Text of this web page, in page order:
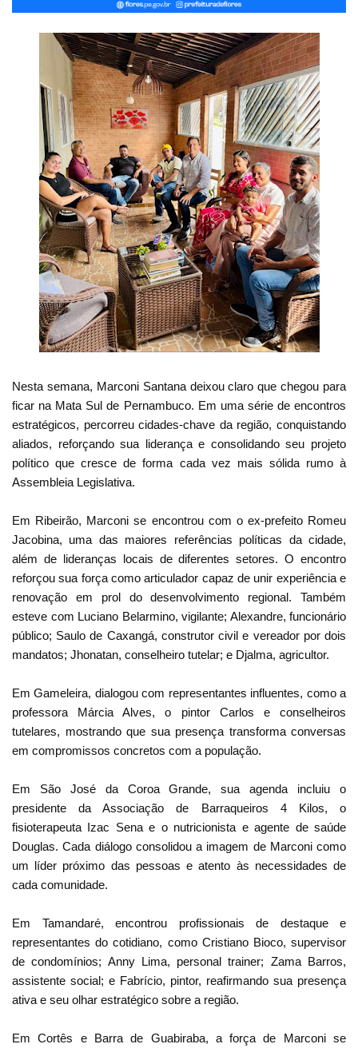
Nesta semana, Marconi Santana deixou claro que chegou para
ficar na Mata Sul de Pernambuco. Em uma série de encontros
estratégicos, percorreu cidades-chave da região, conquistando
aliados, reforçando sua liderança e consolidando seu projeto
político que cresce de forma cada vez mais sólida rumo à
Assembleia Legislativa.
Em Ribeirão, Marconi se encontrou com o ex-prefeito Romeu
Jacobina, uma das maiores referências políticas da cidade,
além de lideranças locais de diferentes setores. O encontro
reforçou sua força como articulador capaz de unir experiência e
renovação em prol do desenvolvimento regional. Também
esteve com Luciano Belarmino, vigilante; Alexandre, funcionário
público; Saulo de Caxangá, construtor civil e vereador por dois
mandatos; Jhonatan, conselheiro tutelar; e Djalma, agricultor.
Em Gameleira, dialogou com representantes influentes, como a
professora Márcia Alves, o pintor Carlos e conselheiros
tutelares, mostrando que sua presença transforma conversas
em compromissos concretos com a população.
Em São José da Coroa Grande, sua agenda incluiu o
presidente da Associação de Barraqueiros 4 Kilos, o
fisioterapeuta Izac Sena e o nutricionista e agente de saúde
Douglas. Cada diálogo consolidou a imagem de Marconi como
um líder próximo das pessoas e atento às necessidades de
cada comunidade.
Em Tamandaré, encontrou profissionais de destaque e
representantes do cotidiano, como Cristiano Bioco, supervisor
de condomínios; Anny Lima, personal trainer; Zama Barros,
assistente social; e Fabrício, pintor, reafirmando sua presença
ativa e seu olhar estratégico sobre a região.
Em Cortês e Barra de Guabiraba, a força de Marconi se